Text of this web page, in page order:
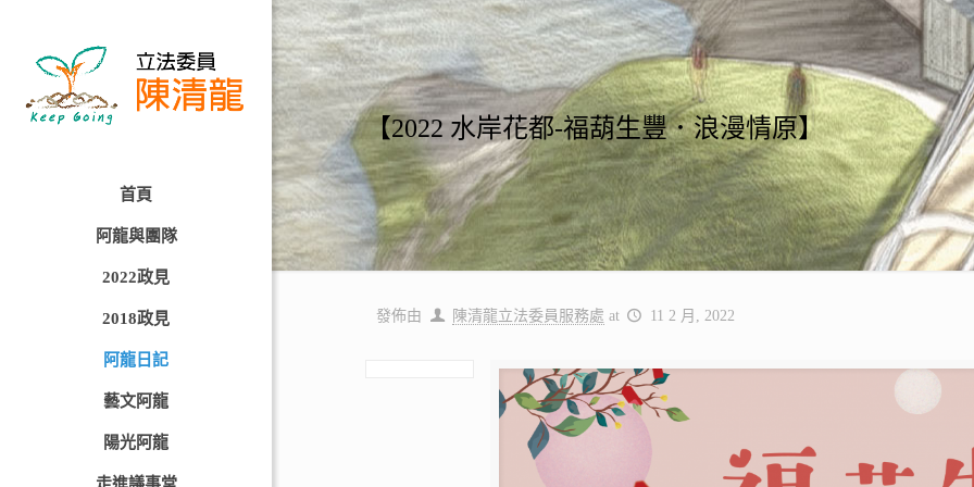
首頁
阿龍與團隊
2022政見
2018政見
阿龍日記
藝文阿龍
陽光阿龍
【2022 水岸花都-福葫生豐．浪漫情原】
發佈由 陳清龍立法委員服務處 at 11 2 月, 2022